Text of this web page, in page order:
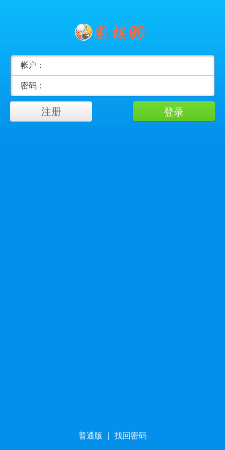
帐户：
密码：
普通版 找回密码